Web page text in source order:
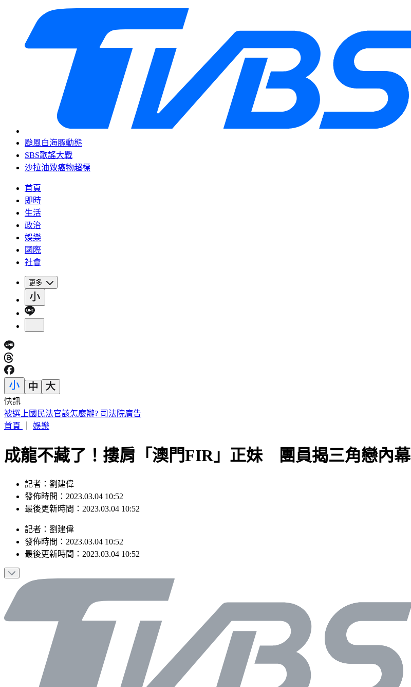
颱風白海豚動態
SBS歌謠大戰
沙拉油致癌物超標
首頁
即時
生活
政治
娛樂
國際
社會
更多
快訊
國家警報大響！下午2:30收「網路降速演習預告」
首頁
娛樂
成龍不藏了！摟肩「澳門FIR」正妹 團員揭三角戀內幕
記者：劉建偉
發佈時間：2023.03.04 10:52
最後更新時間：2023.03.04 10:52
記者 ： 劉建偉
發佈時間： 2023.03.04 10:52
最後更新時間： 2023.03.04 10:52